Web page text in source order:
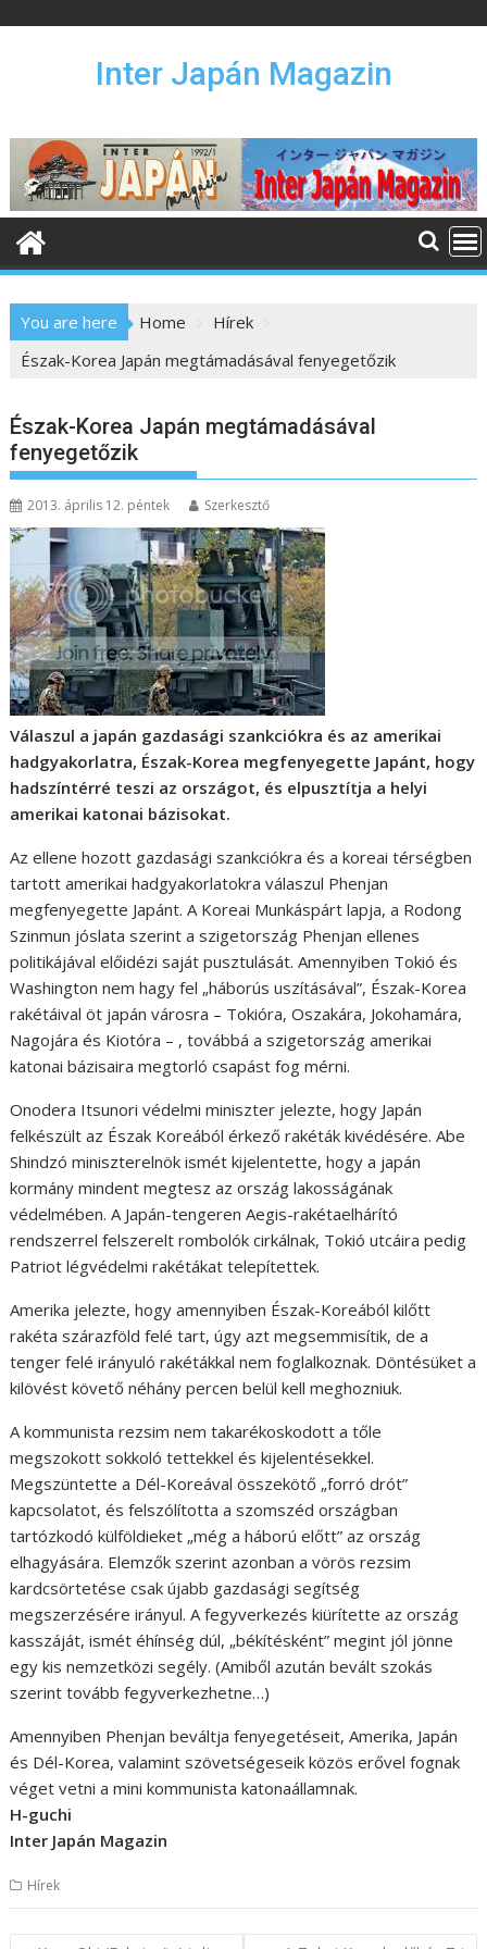
n
e
Inter Japán Magazin
You are here Home
Hírek
Észak-Korea Japán megtámadásával fenyegetőzik
Észak-Korea Japán megtámadásával
fenyegetőzik
2013. április 12. péntek Szerkesztő
Válaszul a japán gazdasági szankciókra és az amerikai
hadgyakorlatra, Észak-Korea megfenyegette Japánt, hogy
hadszíntérré teszi az országot, és elpusztítja a helyi
amerikai katonai bázisokat.
Az ellene hozott gazdasági szankciókra és a koreai térségben
tartott amerikai hadgyakorlatokra válaszul Phenjan
megfenyegette Japánt. A Koreai Munkáspárt lapja, a Rodong
Szinmun jóslata szerint a szigetország Phenjan ellenes
politikájával előidézi saját pusztulását. Amennyiben Tokió és
Washington nem hagy fel „háborús uszításával”, Észak-Korea
rakétáival öt japán városra – Tokióra, Oszakára, Jokohamára,
Nagojára és Kiotóra – , továbbá a szigetország amerikai
katonai bázisaira megtorló csapást fog mérni.
Onodera Itsunori védelmi miniszter jelezte, hogy Japán
felkészült az Észak Koreából érkező rakéták kivédésére. Abe
Shindzó miniszterelnök ismét kijelentette, hogy a japán
kormány mindent megtesz az ország lakosságának
védelmében. A Japán-tengeren Aegis-rakétaelhárító
rendszerrel felszerelt rombolók cirkálnak, Tokió utcáira pedig
Patriot légvédelmi rakétákat telepítettek.
Amerika jelezte, hogy amennyiben Észak-Koreából kilőtt
rakéta szárazföld felé tart, úgy azt megsemmisítik, de a
tenger felé irányuló rakétákkal nem foglalkoznak. Döntésüket a
kilövést követő néhány percen belül kell meghozniuk.
A kommunista rezsim nem takarékoskodott a tőle
megszokott sokkoló tettekkel és kijelentésekkel.
Megszüntette a Dél-Koreával összekötő „forró drót”
kapcsolatot, és felszólította a szomszéd országban
tartózkodó külföldieket „még a háború előtt” az ország
elhagyására. Elemzők szerint azonban a vörös rezsim
kardcsörtetése csak újabb gazdasági segítség
megszerzésére irányul. A fegyverkezés kiürítette az ország
kasszáját, ismét éhínség dúl, „békítésként” megint jól jönne
egy kis nemzetközi segély. (Amiből azután bevált szokás
szerint tovább fegyverkezhetne…)
Amennyiben Phenjan beváltja fenyegetéseit, Amerika, Japán
és Dél-Korea, valamint szövetségeseik közös erővel fognak
véget vetni a mini kommunista katonaállamnak.
H-guchi
Inter Japán Magazin
Hírek